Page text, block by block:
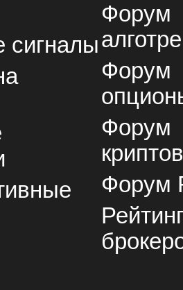
сигналы
Форум
Форум
Форум
Форум